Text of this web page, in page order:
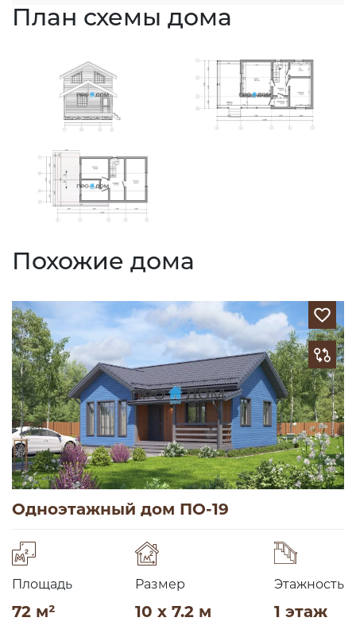
План схемы дома
Похожие дома
Одноэтажный дом ПО-19
Площадь
72 м²
Размер
10 x 7.2 м
Этажность
1 этаж